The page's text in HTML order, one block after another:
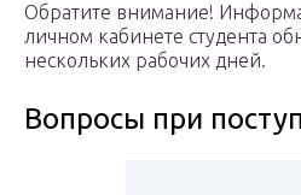
Обратите внимание!
личном кабинете студента
нескольких рабочих дней.
Вопросы при